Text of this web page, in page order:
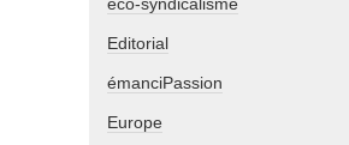
Editorial
émanciPassion
Europe